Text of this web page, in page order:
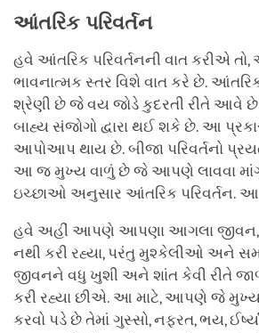
આંતરિક પરિવર્તન
હવે આંતરિક પરિવર્તનની વાત કરીએ તો,
ભાવનાત્મક સ્તર વિશે વાત કરે છે.
શ્રેણી છે જે વય જોડે કુદરતી રીતે આવે
બાહ્ય સંજોગો દ્વારા થઈ શકે છે. આ
આપોઆપ થાય છે. બીજા પરિવર્તનો
આ જ મુખ્ય વાળું છે જે આપણે લાવવા
ઇચ્છાઓ અનુસાર આંતરિક પરિવર્તન.
હવે અહીં આપણે આપણા આગલા જીવન,
નથી કરી રહ્યા, પરંતુ મુશ્કેલીઓ અને
જીવનને વધુ ખુશી અને શાંત કેવી રીતે
કરી રહ્યા છીએ. આ માટે, આપણે જે મુખ્ય
કરવો પડે છે તેમાં ગુસ્સો, નફરત, ભય,